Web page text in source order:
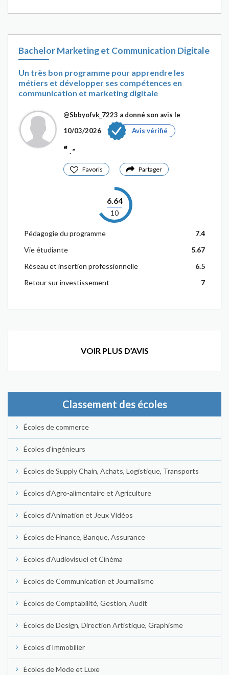
Bachelor Marketing et Communication Digitale
Un très bon programme pour apprendre les
métiers et développer ses compétences en
communication et marketing digitale
@Sbbyofvk_7223 a donné son avis le
10/03/2026
Avis vérifié
.
Favoris Partager
6.64
10
Pédagogie du programme
7.4
Vie étudiante
5.67
Réseau et insertion professionnelle
6.5
Retour sur investissement
7
VOIR PLUS D’AVIS
Classement des écoles
Écoles de commerce
Écoles d'ingénieurs
Écoles de Supply Chain, Achats, Logistique, Transports
Écoles d'Agro-alimentaire et Agriculture
Écoles d'Animation et Jeux Vidéos
Écoles de Finance, Banque, Assurance
Écoles d'Audiovisuel et Cinéma
Écoles de Communication et Journalisme
Écoles de Comptabilité, Gestion, Audit
Écoles de Design, Direction Artistique, Graphisme
Écoles d'Immobilier
Écoles de Mode et Luxe